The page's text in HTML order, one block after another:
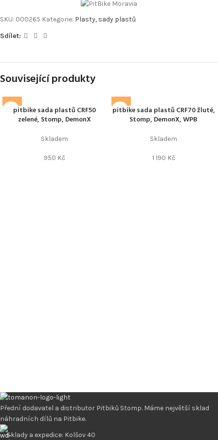
SKU: 000265 Kategorie: Plasty, sady plastů
Sdílet:
Související produkty
pitbike sada plastů CRF50
zelené, Stomp, DemonX
Skladem
950 Kč
pitbike sada plastů CRF70 žluté,
Stomp, DemonX, WPB
Skladem
1 190 Kč
Přední dodavatel a distributor Pitbiků Stomp. Máme největší sklad
náhradních dílů na Pitbike.
Sklady a expedice: Kolšov 40